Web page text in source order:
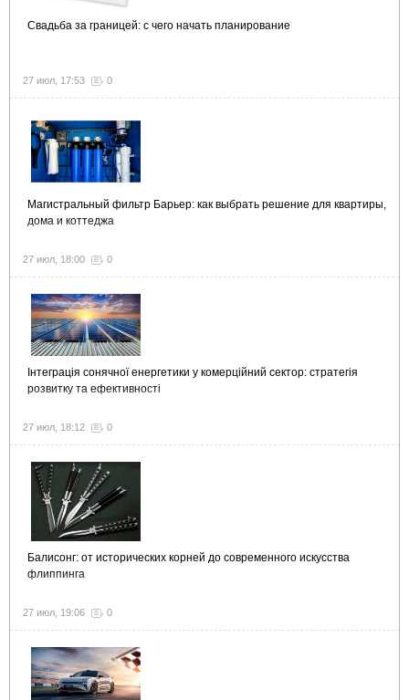
Свадьба за границей: с чего начать планирование
27 июл, 17:53 0
Магистральный фильтр Барьер: как выбрать решение для квартиры,
дома и коттеджа
27 июл, 18:00 0
Інтеграція сонячної енергетики у комерційний сектор: стратегія
розвитку та ефективності
27 июл, 18:12 0
Балисонг: от исторических корней до современного искусства
флиппинга
27 июл, 19:06 0